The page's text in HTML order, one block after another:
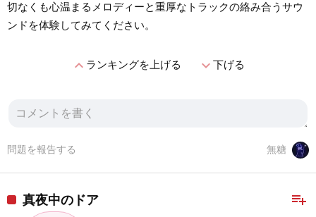
切なくも心温まるメロディーと重厚なトラックの絡み合うサウ
ンドを体験してみてください。
expand_lessランキングを上げる expand_more下げる
無糖
問題を報告する
playlist_add
真夜中のドア